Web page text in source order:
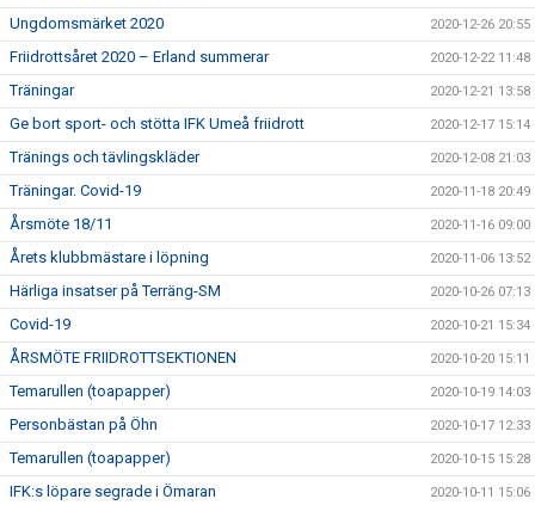
Ungdomsmärket 2020 2020-12-26 20:55
Friidrottsåret 2020 – Erland summerar 2020-12-22 11:48
Träningar 2020-12-21 13:58
Ge bort sport- och stötta IFK Umeå friidrott 2020-12-17 15:14
Tränings och tävlingskläder 2020-12-08 21:03
Träningar. Covid-19 2020-11-18 20:49
Årsmöte 18/11 2020-11-16 09:00
Årets klubbmästare i löpning 2020-11-06 13:52
Härliga insatser på Terräng-SM 2020-10-26 07:13
Covid-19 2020-10-21 15:34
ÅRSMÖTE FRIIDROTTSEKTIONEN 2020-10-20 15:11
Temarullen (toapapper) 2020-10-19 14:03
Personbästan på Öhn 2020-10-17 12:33
Temarullen (toapapper) 2020-10-15 15:28
IFK:s löpare segrade i Ömaran 2020-10-11 15:06